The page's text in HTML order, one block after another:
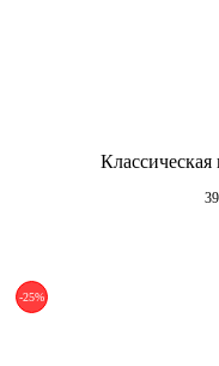
Классическая
-25%